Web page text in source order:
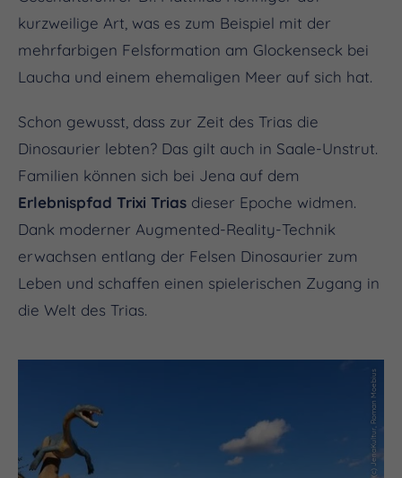
kurzweilige Art, was es zum Beispiel mit der
mehrfarbigen Felsformation am Glockenseck bei
Laucha und einem ehemaligen Meer auf sich hat.
Schon gewusst, dass zur Zeit des Trias die
Dinosaurier lebten? Das gilt auch in Saale-Unstrut.
Familien können sich bei Jena auf dem
Erlebnispfad Trixi Trias dieser Epoche widmen.
Dank moderner Augmented-Reality-Technik
erwachsen entlang der Felsen Dinosaurier zum
Leben und schaffen einen spielerischen Zugang in
die Welt des Trias.
(c) JenaKultur, Roman Moebius